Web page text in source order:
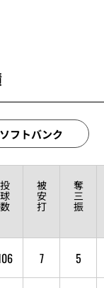
フトバンク
投
球
数
被
安
打
奪
三
振
7 5